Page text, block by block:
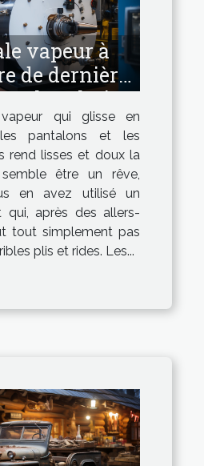
vapeur à
de dernière
: la solution
idéale !qui glisse en
pantalons et les
rend lisses et doux la
être un rêve,
en avez utilisé un
qui, après des allers-
tout simplement pas
plis et rides. Les...